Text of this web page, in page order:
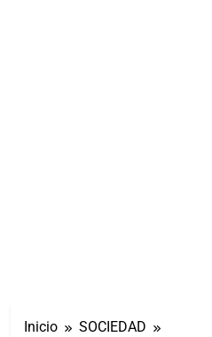
Inicio
SOCIEDAD